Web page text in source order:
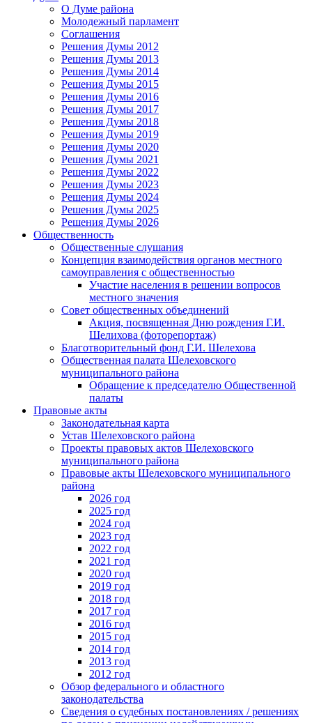
О Думе района
Молодежный парламент
Соглашения
Решения Думы 2012
Решения Думы 2013
Решения Думы 2014
Решения Думы 2015
Решения Думы 2016
Решения Думы 2017
Решения Думы 2018
Решения Думы 2019
Решения Думы 2020
Решения Думы 2021
Решения Думы 2022
Решения Думы 2023
Решения Думы 2024
Решения Думы 2025
Решения Думы 2026
Общественность
Общественные слушания
Концепция взаимодействия органов местного
самоуправления с общественностью
Участие населения в решении вопросов
местного значения
Совет общественных объединений
Акция, посвященная Дню рождения Г.И.
Шелихова (фоторепортаж)
Благотворительный фонд Г.И. Шелехова
Общественная палата Шелеховского
муниципального района
Обращение к председателю Общественной
палаты
Правовые акты
Законодательная карта
Устав Шелеховского района
Проекты правовых актов Шелеховского
муниципального района
Правовые акты Шелеховского муниципального
района
2026 год
2025 год
2024 год
2023 год
2022 год
2021 год
2020 год
2019 год
2018 год
2017 год
2016 год
2015 год
2014 год
2013 год
2012 год
Обзор федерального и областного
законодательства
Сведения о судебных постановлениях / решениях